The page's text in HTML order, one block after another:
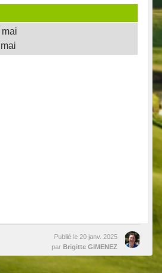
Publié le 20 janv. 2025
par Brigitte GIMENEZ